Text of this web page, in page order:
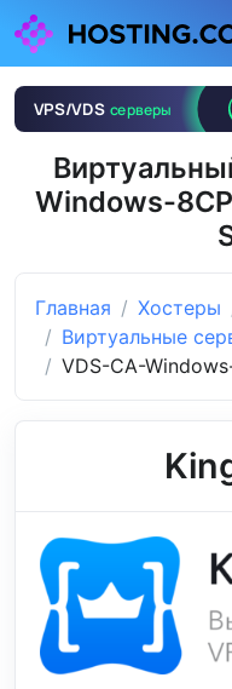
Windows-
Главная Хостеры
Виртуальные
VDS-CA-